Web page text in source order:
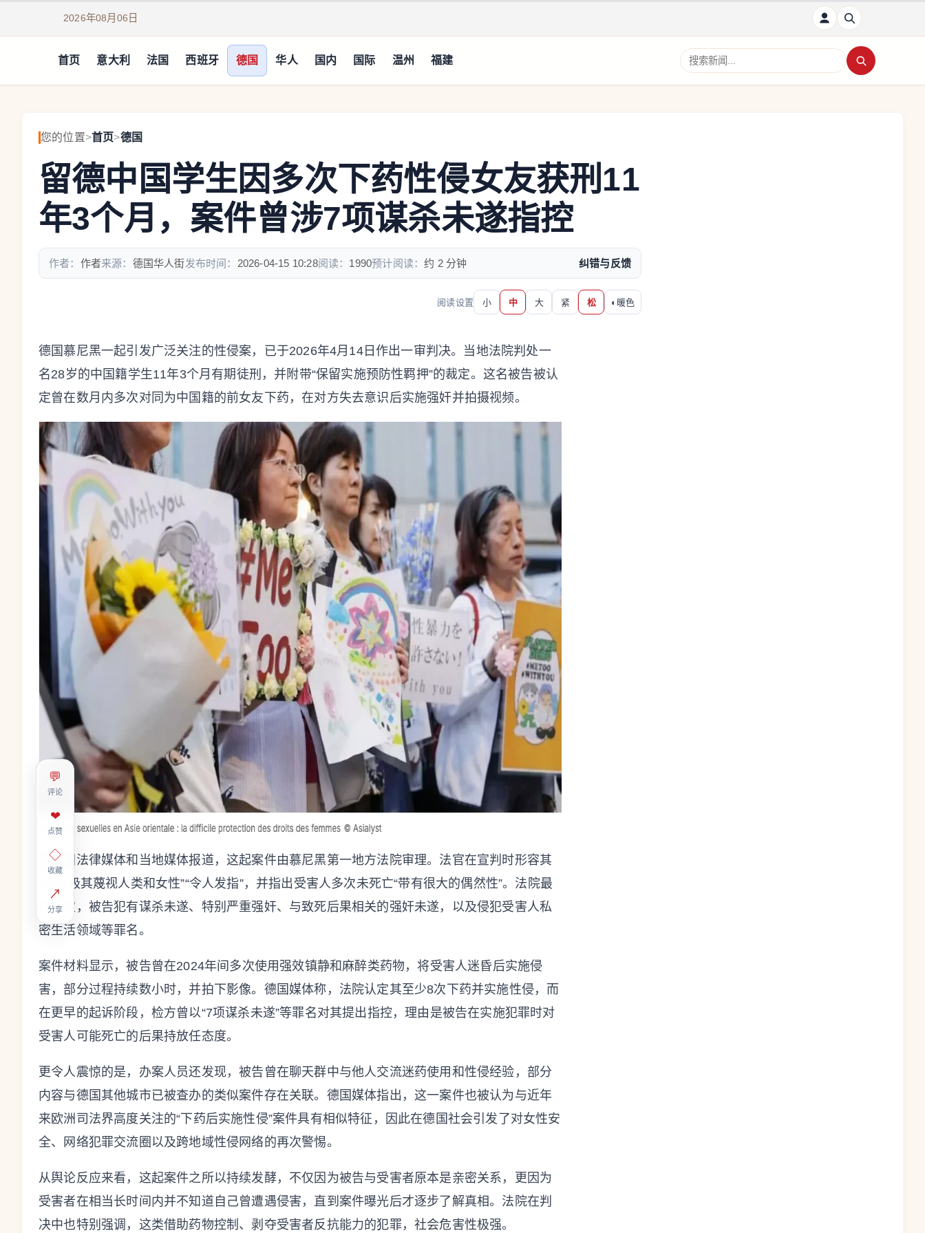
2026年08月06日
首页 意大利 法国 西班牙 德国 华人 国内 国际 温州 福建
搜索新闻
您的位置>首页>德国
留德中国学生因多次下药性侵女友获刑11
年3个月，案件曾涉7项谋杀未遂指控
作者： 作者来源： 德国华人街发布时间： 2026-04-15 10:28阅读： 1990预计阅读：约 2 分钟 纠错与反馈
阅读设置 小 中 大 紧 松 ◐ 暖色
💬
评论
❤
点赞
◇
收藏
↗
分享
德国慕尼黑一起引发广泛关注的性侵案，已于2026年4月14日作出一审判决。当地法院判处一
名28岁的中国籍学生11年3个月有期徒刑，并附带“保留实施预防性羁押”的裁定。这名被告被认
定曾在数月内多次对同为中国籍的前女友下药，在对方失去意识后实施强奸并拍摄视频。
据德国法律媒体和当地媒体报道，这起案件由慕尼黑第一地方法院审理。法官在宣判时形容其
行为“极其蔑视人类和女性”“令人发指”，并指出受害人多次未死亡“带有很大的偶然性”。法院最
终认定，被告犯有谋杀未遂、特别严重强奸、与致死后果相关的强奸未遂，以及侵犯受害人私
密生活领域等罪名。
案件材料显示，被告曾在2024年间多次使用强效镇静和麻醉类药物，将受害人迷昏后实施侵
害，部分过程持续数小时，并拍下影像。德国媒体称，法院认定其至少8次下药并实施性侵，而
在更早的起诉阶段，检方曾以“7项谋杀未遂”等罪名对其提出指控，理由是被告在实施犯罪时对
受害人可能死亡的后果持放任态度。
更令人震惊的是，办案人员还发现，被告曾在聊天群中与他人交流迷药使用和性侵经验，部分
内容与德国其他城市已被查办的类似案件存在关联。德国媒体指出，这一案件也被认为与近年
来欧洲司法界高度关注的“下药后实施性侵”案件具有相似特征，因此在德国社会引发了对女性安
全、网络犯罪交流圈以及跨地域性侵网络的再次警惕。
从舆论反应来看，这起案件之所以持续发酵，不仅因为被告与受害者原本是亲密关系，更因为
受害者在相当长时间内并不知道自己曾遭遇侵害，直到案件曝光后才逐步了解真相。法院在判
决中也特别强调，这类借助药物控制、剥夺受害者反抗能力的犯罪，社会危害性极强。